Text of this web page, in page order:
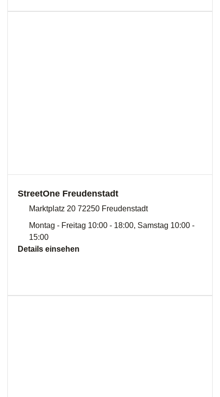
StreetOne Freudenstadt
Marktplatz 20 72250 Freudenstadt
Montag - Freitag 10:00 - 18:00, Samstag 10:00 -
15:00
Details einsehen